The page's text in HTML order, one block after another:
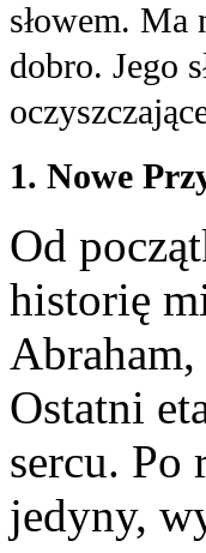
słowem. Ma
dobro. Jego
1. Nowe
Od
historię
Ostatni
sercu. Po
jedyny,